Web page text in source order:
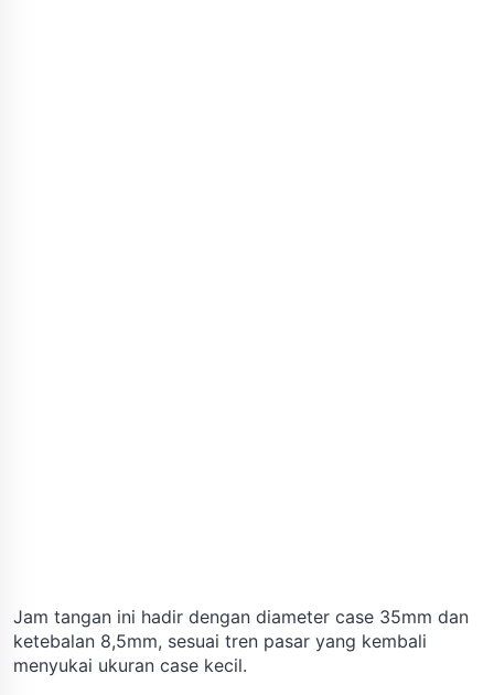
Jam tangan ini hadir dengan diameter case 35mm dan
ketebalan 8,5mm, sesuai tren pasar yang kembali
menyukai ukuran case kecil.